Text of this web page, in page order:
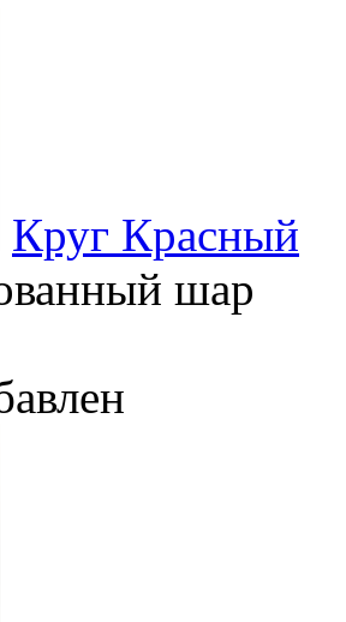
Круг Красный
шар